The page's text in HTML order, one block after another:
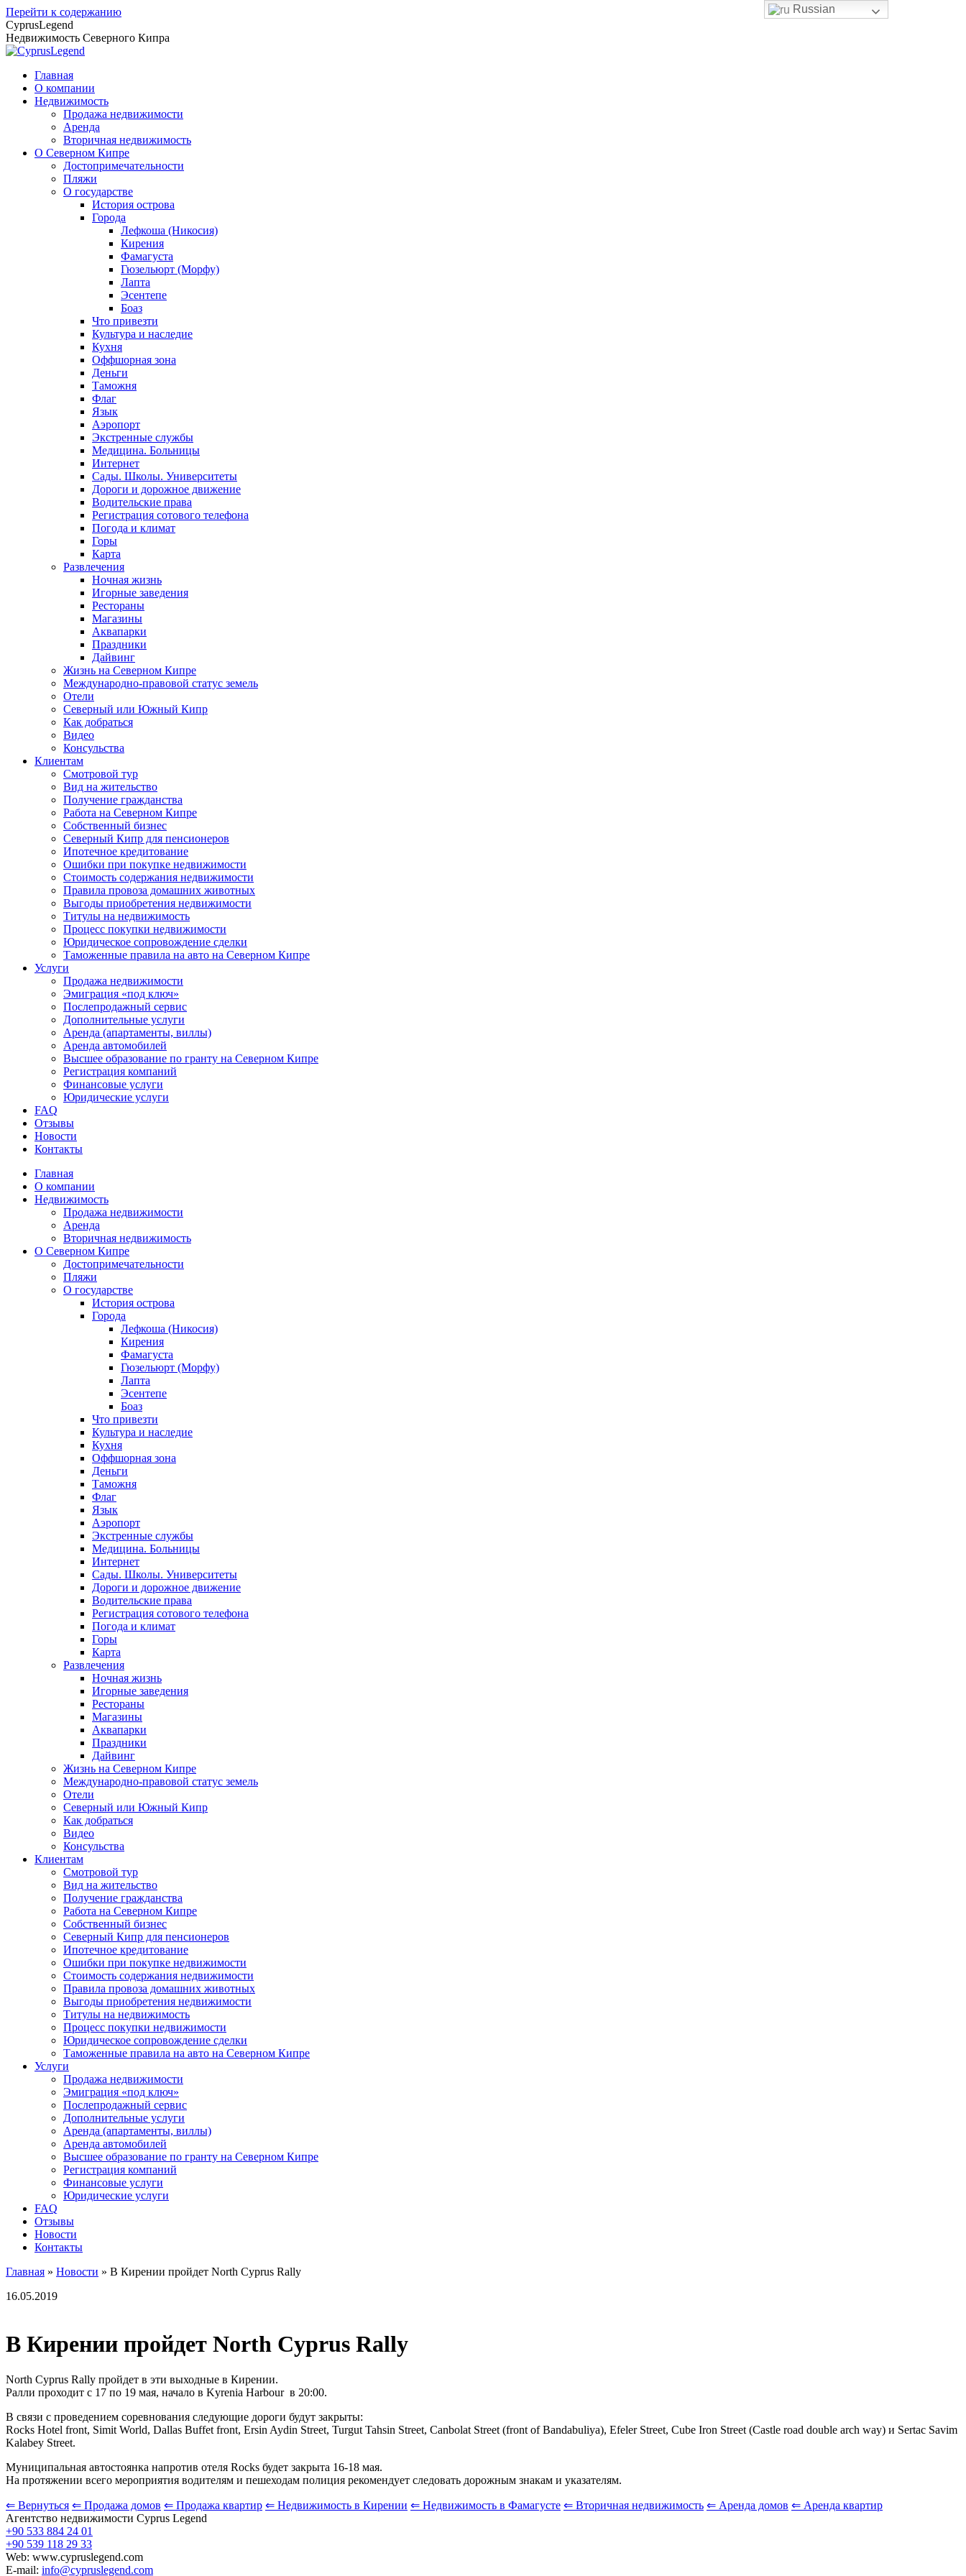
Перейти к содержанию
CyprusLegend
Недвижимость Северного Кипра
Главная
О компании
Недвижимость
Продажа недвижимости
Аренда
Вторичная недвижимость
О Северном Кипре
Достопримечательности
Пляжи
О государстве
История острова
Города
Лефкоша (Никосия)
Кирения
Фамагуста
Гюзельюрт (Морфу)
Лапта
Эсентепе
Боаз
Что привезти
Культура и наследие
Кухня
Оффшорная зона
Деньги
Таможня
Флаг
Язык
Аэропорт
Экстренные службы
Медицина. Больницы
Интернет
Сады. Школы. Университеты
Дороги и дорожное движение
Водительские права
Регистрация сотового телефона
Погода и климат
Горы
Карта
Развлечения
Ночная жизнь
Игорные заведения
Рестораны
Магазины
Аквапарки
Праздники
Дайвинг
Жизнь на Северном Кипре
Международно-правовой статус земель
Отели
Северный или Южный Кипр
Как добраться
Видео
Консульства
Клиентам
Смотровой тур
Вид на жительство
Получение гражданства
Работа на Северном Кипре
Собственный бизнес
Северный Кипр для пенсионеров
Ипотечное кредитование
Ошибки при покупке недвижимости
Стоимость содержания недвижимости
Правила провоза домашних животных
Выгоды приобретения недвижимости
Титулы на недвижимость
Процесс покупки недвижимости
Юридическое сопровождение сделки
Таможенные правила на авто на Северном Кипре
Услуги
Продажа недвижимости
Эмиграция «под ключ»
Послепродажный сервис
Дополнительные услуги
Аренда (апартаменты, виллы)
Аренда автомобилей
Высшее образование по гранту на Северном Кипре
Регистрация компаний
Финансовые услуги
Юридические услуги
FAQ
Отзывы
Новости
Контакты
Главная
О компании
Недвижимость
Продажа недвижимости
Аренда
Вторичная недвижимость
О Северном Кипре
Достопримечательности
Пляжи
О государстве
История острова
Города
Лефкоша (Никосия)
Кирения
Фамагуста
Гюзельюрт (Морфу)
Лапта
Эсентепе
Боаз
Что привезти
Культура и наследие
Кухня
Оффшорная зона
Деньги
Таможня
Флаг
Язык
Аэропорт
Экстренные службы
Медицина. Больницы
Интернет
Сады. Школы. Университеты
Дороги и дорожное движение
Водительские права
Регистрация сотового телефона
Погода и климат
Горы
Карта
Развлечения
Ночная жизнь
Игорные заведения
Рестораны
Магазины
Аквапарки
Праздники
Дайвинг
Жизнь на Северном Кипре
Международно-правовой статус земель
Отели
Северный или Южный Кипр
Как добраться
Видео
Консульства
Клиентам
Смотровой тур
Вид на жительство
Получение гражданства
Работа на Северном Кипре
Собственный бизнес
Северный Кипр для пенсионеров
Ипотечное кредитование
Ошибки при покупке недвижимости
Стоимость содержания недвижимости
Правила провоза домашних животных
Выгоды приобретения недвижимости
Титулы на недвижимость
Процесс покупки недвижимости
Юридическое сопровождение сделки
Таможенные правила на авто на Северном Кипре
Услуги
Продажа недвижимости
Эмиграция «под ключ»
Послепродажный сервис
Дополнительные услуги
Аренда (апартаменты, виллы)
Аренда автомобилей
Высшее образование по гранту на Северном Кипре
Регистрация компаний
Финансовые услуги
Юридические услуги
FAQ
Отзывы
Новости
Контакты
Главная » Новости » В Кирении пройдет North Cyprus Rally
16.05.2019
В Кирении пройдет North Cyprus Rally
North Cyprus Rally пройдет в эти выходные в Кирении.
Ралли проходит с 17 по 19 мая, начало в Kyrenia Harbour в 20:00.
В связи с проведением соревнования следующие дороги будут закрыты:
Rocks Hotel front, Simit World, Dallas Buffet front, Ersin Aydin Street, Turgut Tahsin Street, Canbolat Street (front of Bandabuliya), Efeler Street, Cube Iron Street (Castle road double arch way) и Sertac Savim
Kalabey Street.
Муниципальная автостоянка напротив отеля Rocks будет закрыта 16-18 мая.
На протяжении всего мероприятия водителям и пешеходам полиция рекомендует следовать дорожным знакам и указателям.
⇐ Вернуться ⇐ Продажа домов ⇐ Продажа квартир ⇐ Недвижимость в Кирении ⇐ Недвижимость в Фамагусте ⇐ Вторичная недвижимость ⇐ Аренда домов ⇐ Аренда квартир
Агентство недвижимости Cyprus Legend
+90 533 884 24 01
+90 539 118 29 33
Web: www.cypruslegend.com
E-mail: info@cypruslegend.com
Russian